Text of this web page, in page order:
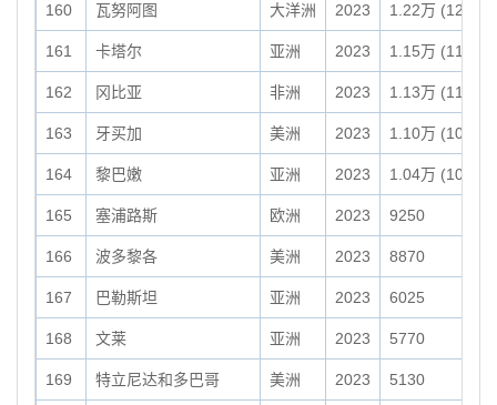
160 瓦努阿图 大洋洲 2023 1.22万
161 卡塔尔 亚洲 2023 1.15万
162 冈比亚 非洲 2023 1.13万
163 牙买加 美洲 2023 1.10万
164 黎巴嫩 亚洲 2023 1.04万
165 塞浦路斯 欧洲 2023 9250
166 波多黎各 美洲 2023 8870
167 巴勒斯坦 亚洲 2023 6025
168 文莱 亚洲 2023 5770
169 特立尼达和多巴哥 美洲 2023 5130